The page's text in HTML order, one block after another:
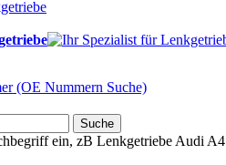
(OE Nummern Suche)
Suche
ein, zB Lenkgetriebe Audi A4